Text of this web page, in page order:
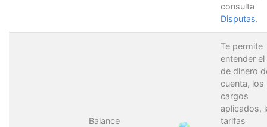
consulta
Disputas.
Balance
Te permite
entender el
de dinero
cuenta, los
cargos
aplicados,
tarifas